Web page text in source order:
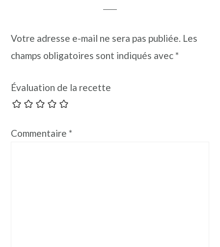
Votre adresse e-mail ne sera pas publiée. Les
champs obligatoires sont indiqués avec*
Évaluation de la recette
Commentaire*